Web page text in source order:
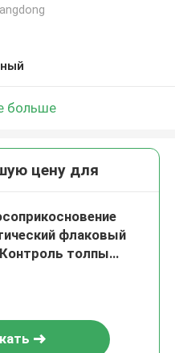
больше
цену для
флаковый
толпы